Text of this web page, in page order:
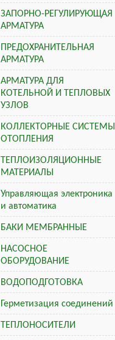
ЗАПОРНО-РЕГУЛИРУЮЩАЯ
АРМАТУРА
ПРЕДОХРАНИТЕЛЬНАЯ
АРМАТУРА
АРМАТУРА ДЛЯ
КОТЕЛЬНОЙ И ТЕПЛОВЫХ
УЗЛОВ
КОЛЛЕКТОРНЫЕ СИСТЕМЫ
ОТОПЛЕНИЯ
ТЕПЛОИЗОЛЯЦИОННЫЕ
МАТЕРИАЛЫ
Управляющая электроника
и автоматика
БАКИ МЕМБРАННЫЕ
НАСОСНОЕ
ОБОРУДОВАНИЕ
ВОДОПОДГОТОВКА
Герметизация соединений
ТЕПЛОНОСИТЕЛИ